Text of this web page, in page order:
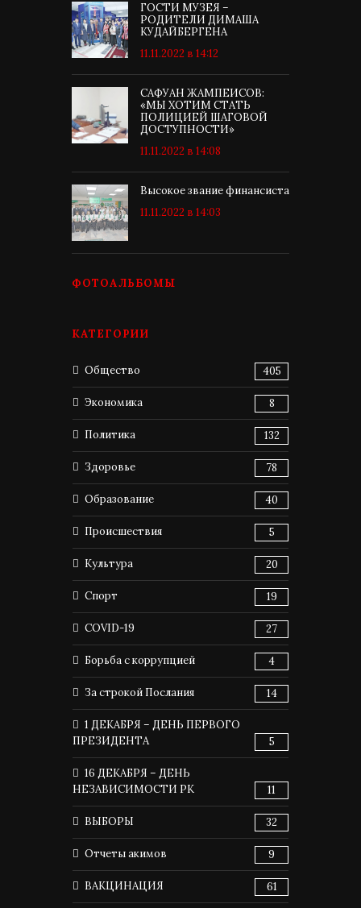
ГОСТИ МУЗЕЯ –
РОДИТЕЛИ ДИМАША
КУДАЙБЕРГЕНА
11.11.2022 в 14:12
САФУАН ЖАМПЕИСОВ:
«МЫ ХОТИМ СТАТЬ
ПОЛИЦИЕЙ ШАГОВОЙ
ДОСТУПНОСТИ»
11.11.2022 в 14:08
Высокое звание финансиста
11.11.2022 в 14:03
ФОТОАЛЬБОМЫ
КАТЕГОРИИ
Общество 405
Экономика 8
Политика 132
Здоровье 78
Образование 40
Происшествия 5
Культура 20
Спорт 19
COVID-19 27
Борьба с коррупцией 4
За строкой Послания 14
1 ДЕКАБРЯ – ДЕНЬ ПЕРВОГО
ПРЕЗИДЕНТА
5
16 ДЕКАБРЯ – ДЕНЬ
НЕЗАВИСИМОСТИ РК
11
ВЫБОРЫ 32
Отчеты акимов 9
ВАКЦИНАЦИЯ 61